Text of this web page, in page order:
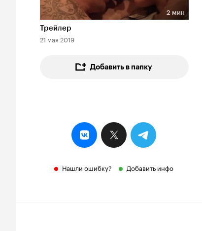
Длительность 2 мин
2 мин
Трейлер
21 мая 2019
Добавить в папку
Нашли ошибку? Добавить инфо